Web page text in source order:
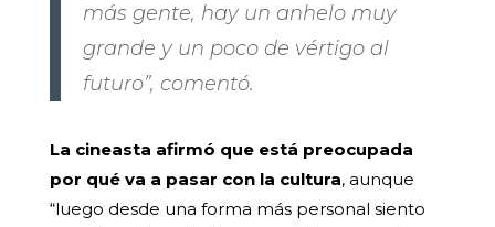
más gente, hay un anhelo muy
grande y un poco de vértigo al
futuro”, comentó.
La cineasta afirmó que está preocupada
por qué va a pasar con la cultura, aunque
“luego desde una forma más personal siento